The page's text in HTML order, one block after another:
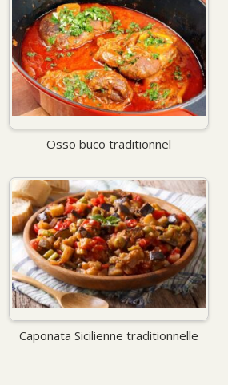
Osso buco traditionnel
Caponata Sicilienne traditionnelle